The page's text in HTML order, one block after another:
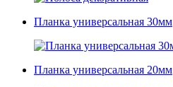
Планка универсальная 30мм
Планка универсальная 20мм